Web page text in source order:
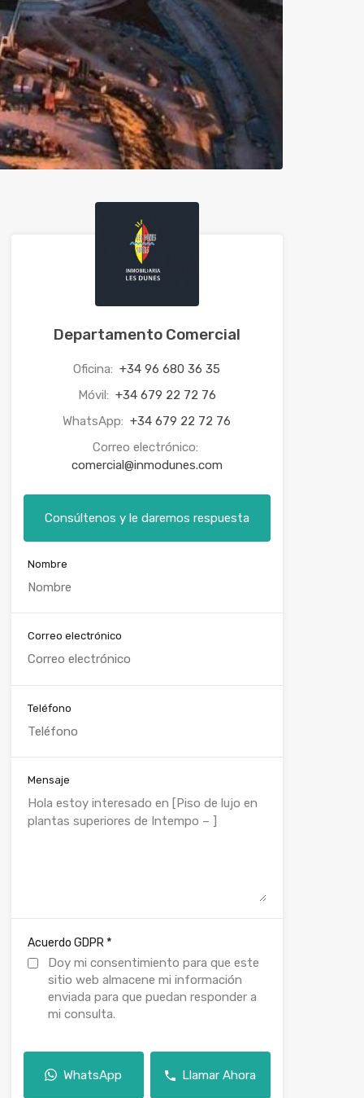
Departamento Comercial
Oficina: +34 96 680 36 35
Móvil: +34 679 22 72 76
WhatsApp: +34 679 22 72 76
Correo electrónico:
comercial@inmodunes.com
Consúltenos y le daremos respuesta
Nombre
Correo electrónico
Teléfono
Mensaje
Acuerdo GDPR *
Doy mi consentimiento para que este
sitio web almacene mi información
enviada para que puedan responder a
mi consulta.
WhatsApp Llamar Ahora